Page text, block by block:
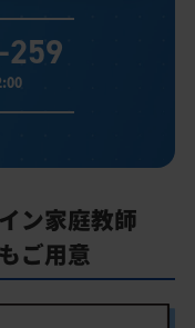
ン家庭教師
ご用意